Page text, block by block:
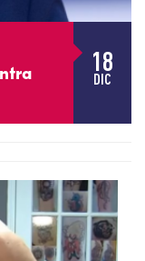
18
DIC